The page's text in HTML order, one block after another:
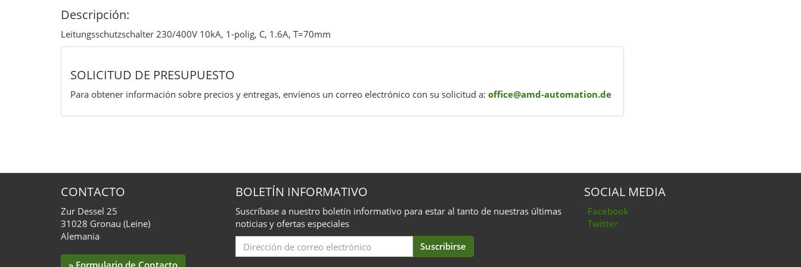
Descripción:
Leitungsschutzschalter 230/400V 10kA, 1-polig, C, 1.6A, T=70mm
SOLICITUD DE PRESUPUESTO
Para obtener información sobre precios y entregas, envíenos un correo electrónico con su solicitud a: office@amd-automation.de
CONTACTO
Zur Dessel 25
31028 Gronau (Leine)
Alemania
» Formulario de Contacto
BOLETÍN INFORMATIVO
Suscríbase a nuestro boletín informativo para estar al tanto de nuestras últimas
noticias y ofertas especiales
Email
for
Suscribirse
SOCIAL MEDIA
Facebook
Twitter